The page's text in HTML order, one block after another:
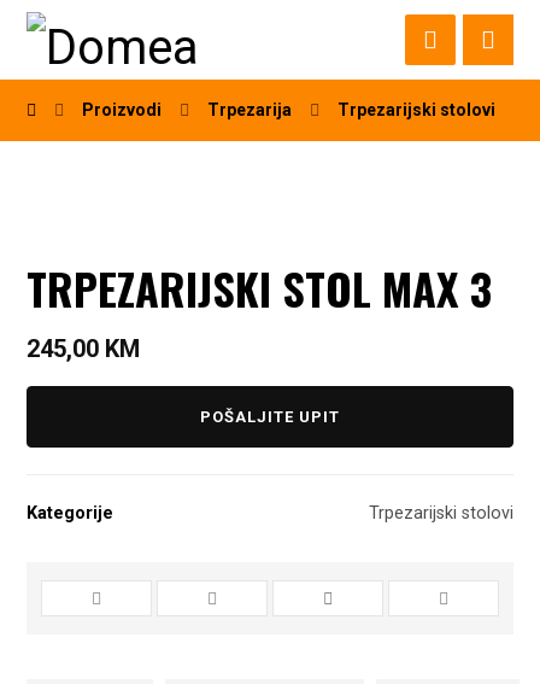
Proizvodi Trpezarija Trpezarijski stolovi
TRPEZARIJSKI STOL MAX 3
245,00 KM
POŠALJITE UPIT
Kategorije Trpezarijski stolovi